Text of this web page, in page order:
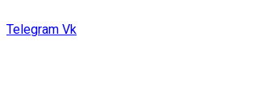
Telegram Vk